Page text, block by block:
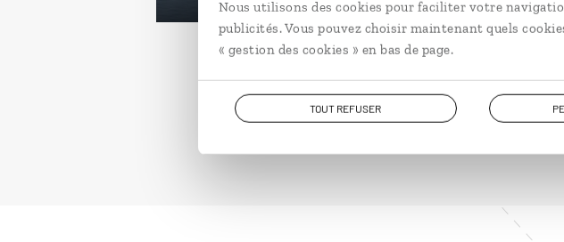
Nous utilisons des cookies pour faciliter votre
publicités. Vous pouvez choisir maintenant quels
« gestion des cookies » en bas de page.
TOUT REFUSER VOIR NOS 12